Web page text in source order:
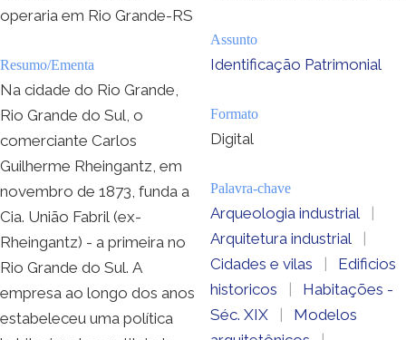
operaria em Rio Grande-RS
Resumo/Ementa
Na cidade do Rio Grande,
Rio Grande do Sul, o
comerciante Carlos
Guilherme Rheingantz, em
novembro de 1873, funda a
Cia. União Fabril (ex-
Rheingantz) - a primeira no
Rio Grande do Sul. A
empresa ao longo dos anos
estabeleceu uma política
Assunto
Identificação Patrimonial
Formato
Digital
Palavra-chave
Arqueologia industrial
|
Arquitetura industrial
|
Cidades e vilas
|
Edificios
historicos
|
Habitações -
Séc. XIX
|
Modelos